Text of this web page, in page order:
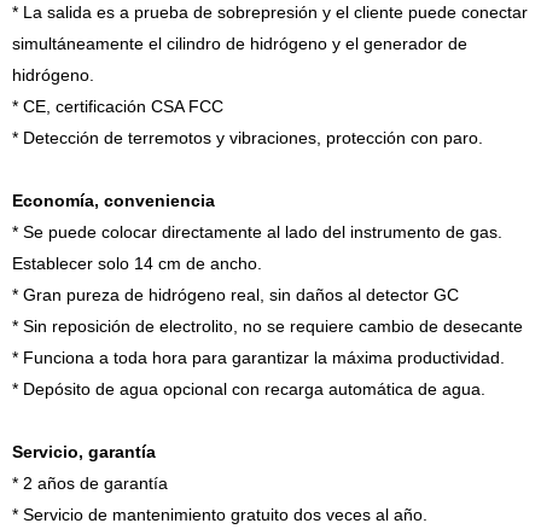
* La salida es a prueba de sobrepresión y el cliente puede conectar
simultáneamente el cilindro de hidrógeno y el generador de
hidrógeno.
* CE, certificación CSA FCC
* Detección de terremotos y vibraciones, protección con paro.
Economía, conveniencia
* Se puede colocar directamente al lado del instrumento de gas.
Establecer solo 14 cm de ancho.
* Gran pureza de hidrógeno real, sin daños al detector GC
* Sin reposición de electrolito, no se requiere cambio de desecante
* Funciona a toda hora para garantizar la máxima productividad.
* Depósito de agua opcional con recarga automática de agua.
Servicio, garantía
* 2 años de garantía
* Servicio de mantenimiento gratuito dos veces al año.